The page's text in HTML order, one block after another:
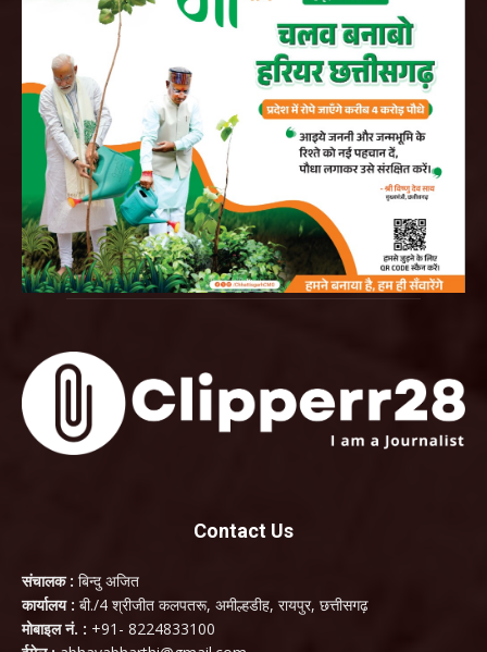
Contact Us
संचालक : बिन्दु अजित
कार्यालय : बी./4 श्रीजीत कलपतरू, अमील्हडीह, रायपुर, छत्तीसगढ़
मोबाइल नं. : +91- 8224833100